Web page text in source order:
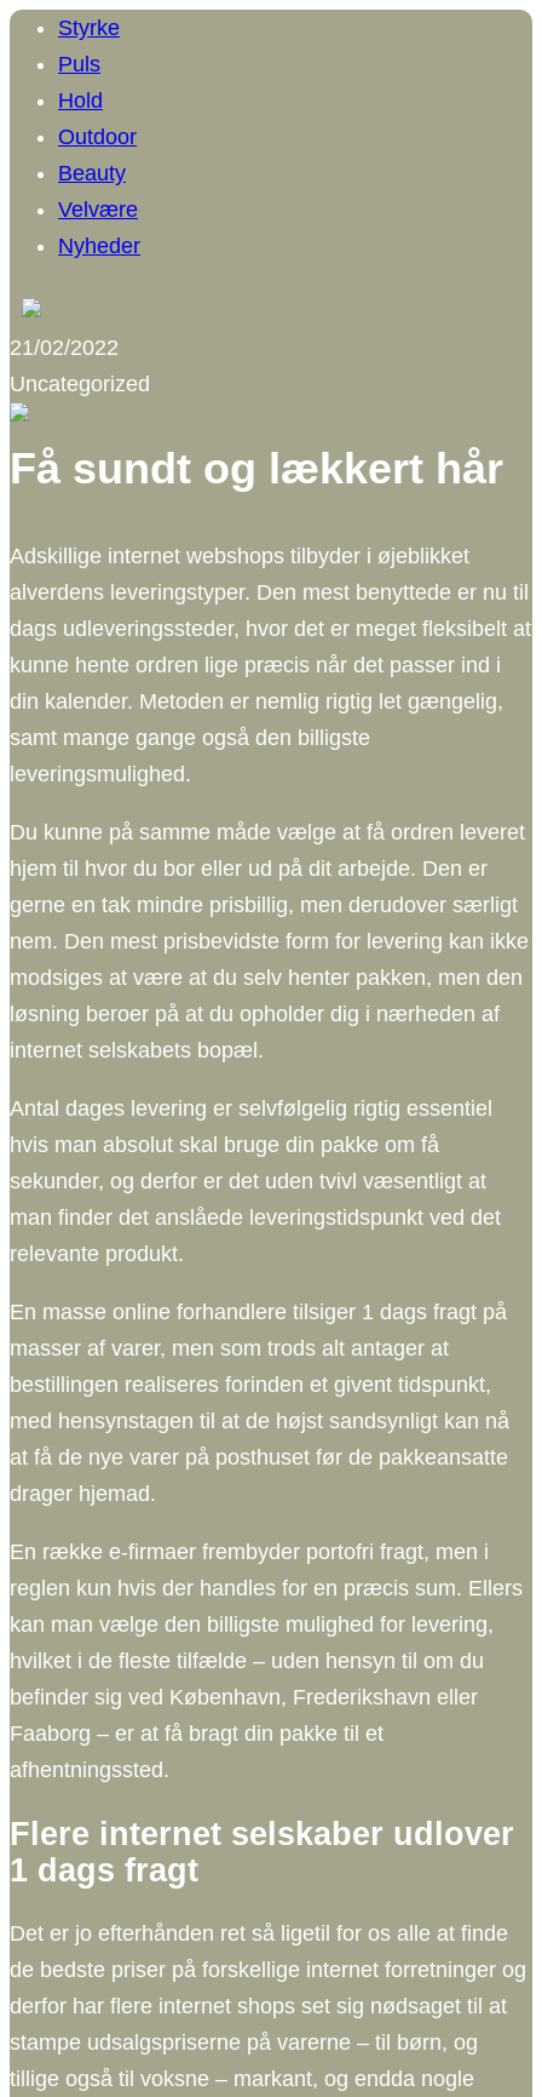
Styrke
Puls
Hold
Outdoor
Beauty
Velvære
Nyheder
21/02/2022
Uncategorized
Få sundt og lækkert hår
Adskillige internet webshops tilbyder i øjeblikket
alverdens leveringstyper. Den mest benyttede er nu til
dags udleveringssteder, hvor det er meget fleksibelt at
kunne hente ordren lige præcis når det passer ind i
din kalender. Metoden er nemlig rigtig let gængelig,
samt mange gange også den billigste
leveringsmulighed.
Du kunne på samme måde vælge at få ordren leveret
hjem til hvor du bor eller ud på dit arbejde. Den er
gerne en tak mindre prisbillig, men derudover særligt
nem. Den mest prisbevidste form for levering kan ikke
modsiges at være at du selv henter pakken, men den
løsning beroer på at du opholder dig i nærheden af
internet selskabets bopæl.
Antal dages levering er selvfølgelig rigtig essentiel
hvis man absolut skal bruge din pakke om få
sekunder, og derfor er det uden tvivl væsentligt at
man finder det anslåede leveringstidspunkt ved det
relevante produkt.
En masse online forhandlere tilsiger 1 dags fragt på
masser af varer, men som trods alt antager at
bestillingen realiseres forinden et givent tidspunkt,
med hensynstagen til at de højst sandsynligt kan nå
at få de nye varer på posthuset før de pakkeansatte
drager hjemad.
En række e-firmaer frembyder portofri fragt, men i
reglen kun hvis der handles for en præcis sum. Ellers
kan man vælge den billigste mulighed for levering,
hvilket i de fleste tilfælde – uden hensyn til om du
befinder sig ved København, Frederikshavn eller
Faaborg – er at få bragt din pakke til et
afhentningssted.
Flere internet selskaber udlover
1 dags fragt
Det er jo efterhånden ret så ligetil for os alle at finde
de bedste priser på forskellige internet forretninger og
derfor har flere internet shops set sig nødsaget til at
stampe udsalgspriserne på varerne – til børn, og
tillige også til voksne – markant, og endda nogle